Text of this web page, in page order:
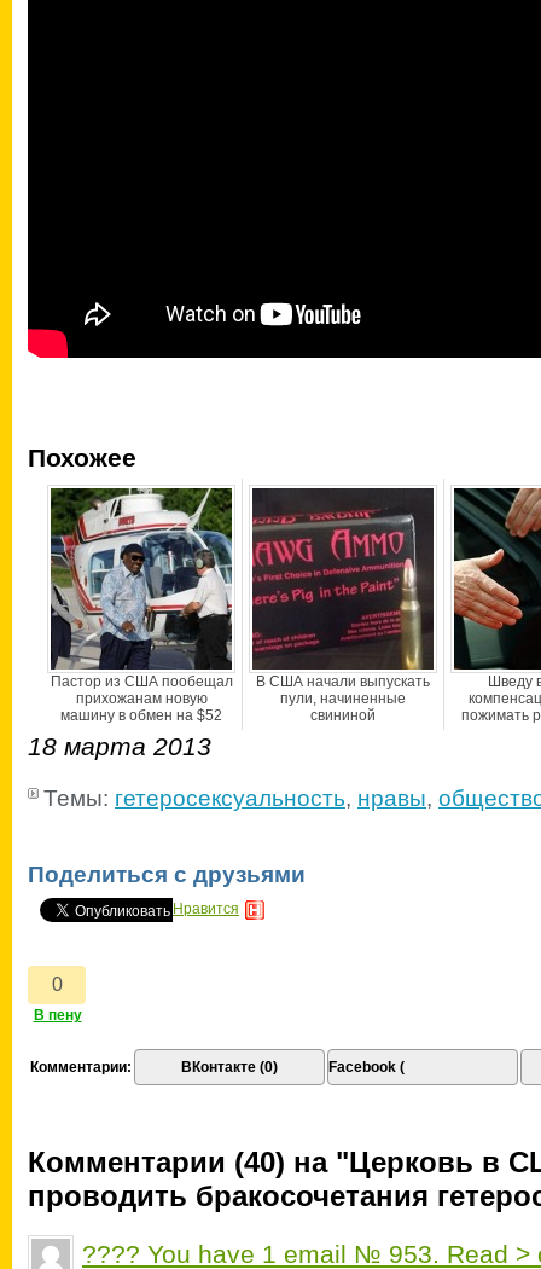
Похожее
Пастор из США пообещал
прихожанам новую
машину в обмен на $52
В США начали выпускать
пули, начиненные
свининой
Шведу
пожимать
18 марта 2013
Темы: гетеросексуальность, нравы,
Поделиться с друзьями
Нравится
Комментарии: ВКонтакте (0) Facebook (
Комментарии (40) на "Церковь в
проводить бракосочетания
???? You have 1 email № 953. Read >